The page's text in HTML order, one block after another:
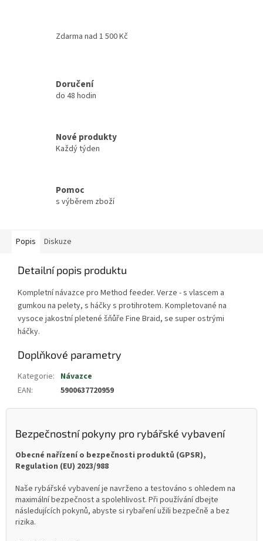
Zdarma nad 1 500 Kč
Doručení
do 48 hodin
Nové produkty
Každý týden
Pomoc
s výběrem zboží
Popis Diskuze
Detailní popis produktu
Kompletní návazce pro Method feeder. Verze - s vlascem a
gumkou na pelety, s háčky s protihrotem. Kompletované na
vysoce jakostní pletené šňůře Fine Braid, se super ostrými
háčky.
Doplňkové parametry
Kategorie: Návazce
EAN: 5900637720959
Bezpečnostní pokyny pro rybářské vybavení
Obecné nařízení o bezpečnosti produktů (GPSR),
Regulation (EU) 2023/988
Naše rybářské vybavení je navrženo a testováno s ohledem na
maximální bezpečnost a spolehlivost. Při používání dbejte
následujících pokynů, abyste si rybaření užili bezpečně a bez
rizika.